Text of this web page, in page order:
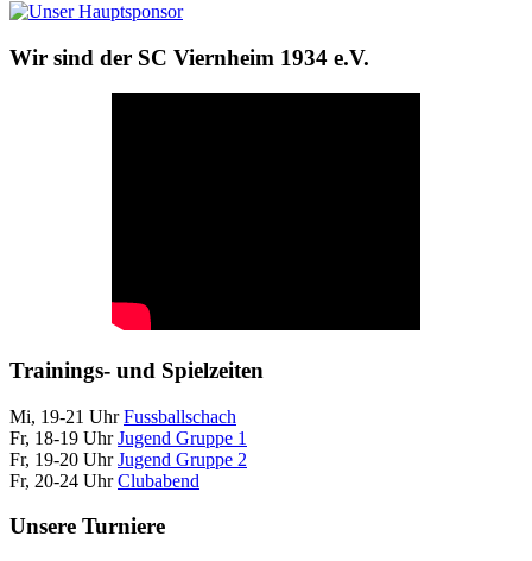
Wir sind der SC Viernheim 1934 e.V.
Trainings- und Spielzeiten
Mi, 19-21 UhrFussballschach
Fr, 18-19 UhrJugend Gruppe 1
Fr, 19-20 UhrJugend Gruppe 2
Fr, 20-24 UhrClubabend
Unsere Turniere